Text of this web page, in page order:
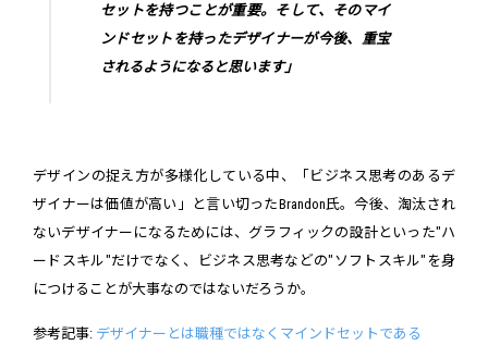
セットを持つことが重要。そして、そのマイ
ンドセットを持ったデザイナーが今後、重宝
されるようになると思います」
デザインの捉え方が多様化している中、「ビジネス思考のあるデ
ザイナーは価値が高い」と言い切ったBrandon氏。今後、淘汰され
ないデザイナーになるためには、グラフィックの設計といった"ハ
ードスキル"だけでなく、ビジネス思考などの"ソフトスキル"を身
につけることが大事なのではないだろうか。
参考記事: デザイナーとは職種ではなくマインドセットである